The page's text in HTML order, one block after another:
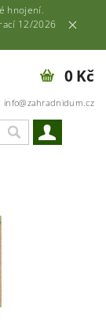
hnojení.
12/2026
info@zahradnidum.cz
0 Kč